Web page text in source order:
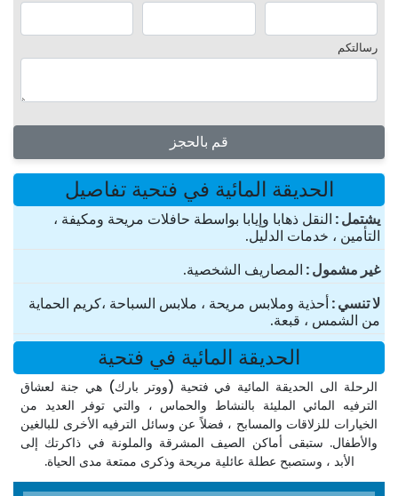
رسالتكم
قم بالحجز
الحديقة المائية في فتحية تفاصيل
یشتمل النقل ذهابا وإيابا بواسطة حافلات مريحة ومكيفة ،
التأمين ، خدمات الدليل.
غير مشمول المصاريف الشخصية.
لا تنسي أحذية وملابس مريحة ، ملابس السباحة ،كريم الحماية
من الشمس ، قبعة.
الحديقة المائية في فتحية
الرحلة الى الحديقة المائية في فتحية (ووتر بارك) هي جنة لعشاق
الترفيه المائي المليئة بالنشاط والحماس ، والتي توفر العديد من
الخيارات للزلاقات والمسابح ، فضلاً عن وسائل الترفيه الأخرى للبالغين
والأطفال. ستبقى أماكن الصيف المشرقة والملونة في ذاكرتك إلى
الأبد ، وستصبح عطلة عائلية مريحة وذكرى ممتعة مدى الحياة.